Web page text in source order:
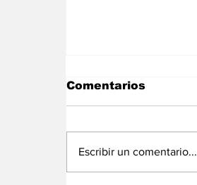
Comentarios
Escribir un comentario...